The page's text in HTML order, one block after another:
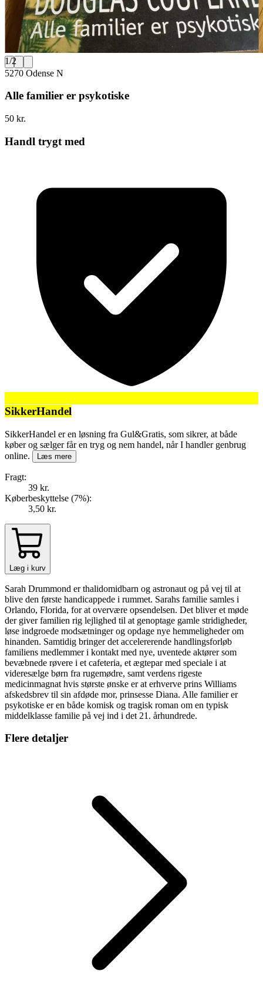
1/2
5270 Odense N
Alle familier er psykotiske
50 kr.
Handl trygt med
SikkerHandel
SikkerHandel er en løsning fra Gul&Gratis, som sikrer, at både
køber og sælger får en tryg og nem handel, når I handler genbrug
online.
Læs mere
Fragt:
39 kr.
Køberbeskyttelse (7%):
3,50 kr.
Læg i kurv
Sarah Drummond er thalidomidbarn og astronaut og på vej til at
blive den første handicappede i rummet. Sarahs familie samles i
Orlando, Florida, for at overvære opsendelsen. Det bliver et møde
der giver familien rig lejlighed til at genoptage gamle stridigheder,
løse indgroede modsætninger og opdage nye hemmeligheder om
hinanden. Samtidig bringer det accelererende handlingsforløb
familiens medlemmer i kontakt med nye, uventede aktører som
bevæbnede røvere i et cafeteria, et ægtepar med speciale i at
videresælge børn fra rugemødre, samt verdens rigeste
medicinmagnat hvis største ønske er at erhverve prins Williams
afskedsbrev til sin afdøde mor, prinsesse Diana. Alle familier er
psykotiske er en både komisk og tragisk roman om en typisk
middelklasse familie på vej ind i det 21. århundrede.
Flere detaljer